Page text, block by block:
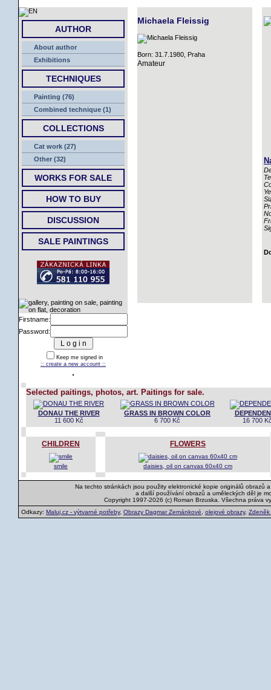
AUTHOR
About author
Exhibitions
TECHNIQUES
Painting (76)
Combined technique (1)
COLLECTIONS
Cat work (27)
Other (32)
WORKS FOR SALE
HOW TO BUY
DISCUSSION
SALE PAINTINGS
Firstname:
Password:
Keep me signed in
:: create a new account ::
Michaela Fleissig
Born: 31.7.1980, Praha
Amateur
Selected paitings, photos, art. Paitings for sale.
DONAU THE RIVER
11 600 Kč
GRASS IN BROWN COLOR
6 700 Kč
16 700
CHILDREN
smile
FLOWERS
daisies, oil on canvas 60x40 cm
Na techto stránkách jsou použity elektronické kopie originálů obrazů
a další používání obrazů a uměleckých děl je
Copyright 1997-2026 (c) Roman Brzuska. Všechna práva
Odkazy: Maluj.cz - výtvarné potřeby, Obrazy Dagmar Zemánkové olejové obrazy, Zdeněk